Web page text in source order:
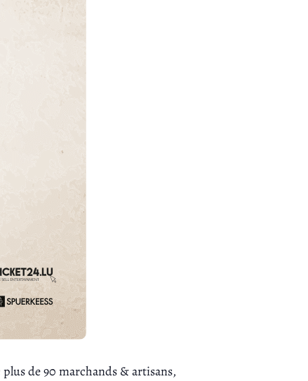
de 90 marchands & artisans,